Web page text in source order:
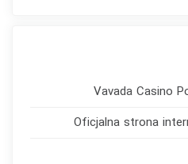
Vavada Casino
Oficjalna strona